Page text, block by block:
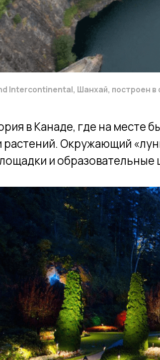
в Канаде, где на месте
Окружающий
и образовательные